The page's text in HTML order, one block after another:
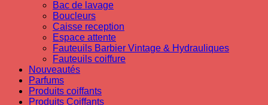
Bac de lavage
Boucleurs
Caisse reception
Espace attente
Fauteuils Barbier Vintage & Hydrauliques
Fauteuils coiffure
Nouveautés
Parfums
Produits coiffants
Produits Coiffants